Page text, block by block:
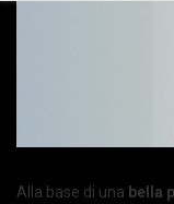
Alla base di una bella